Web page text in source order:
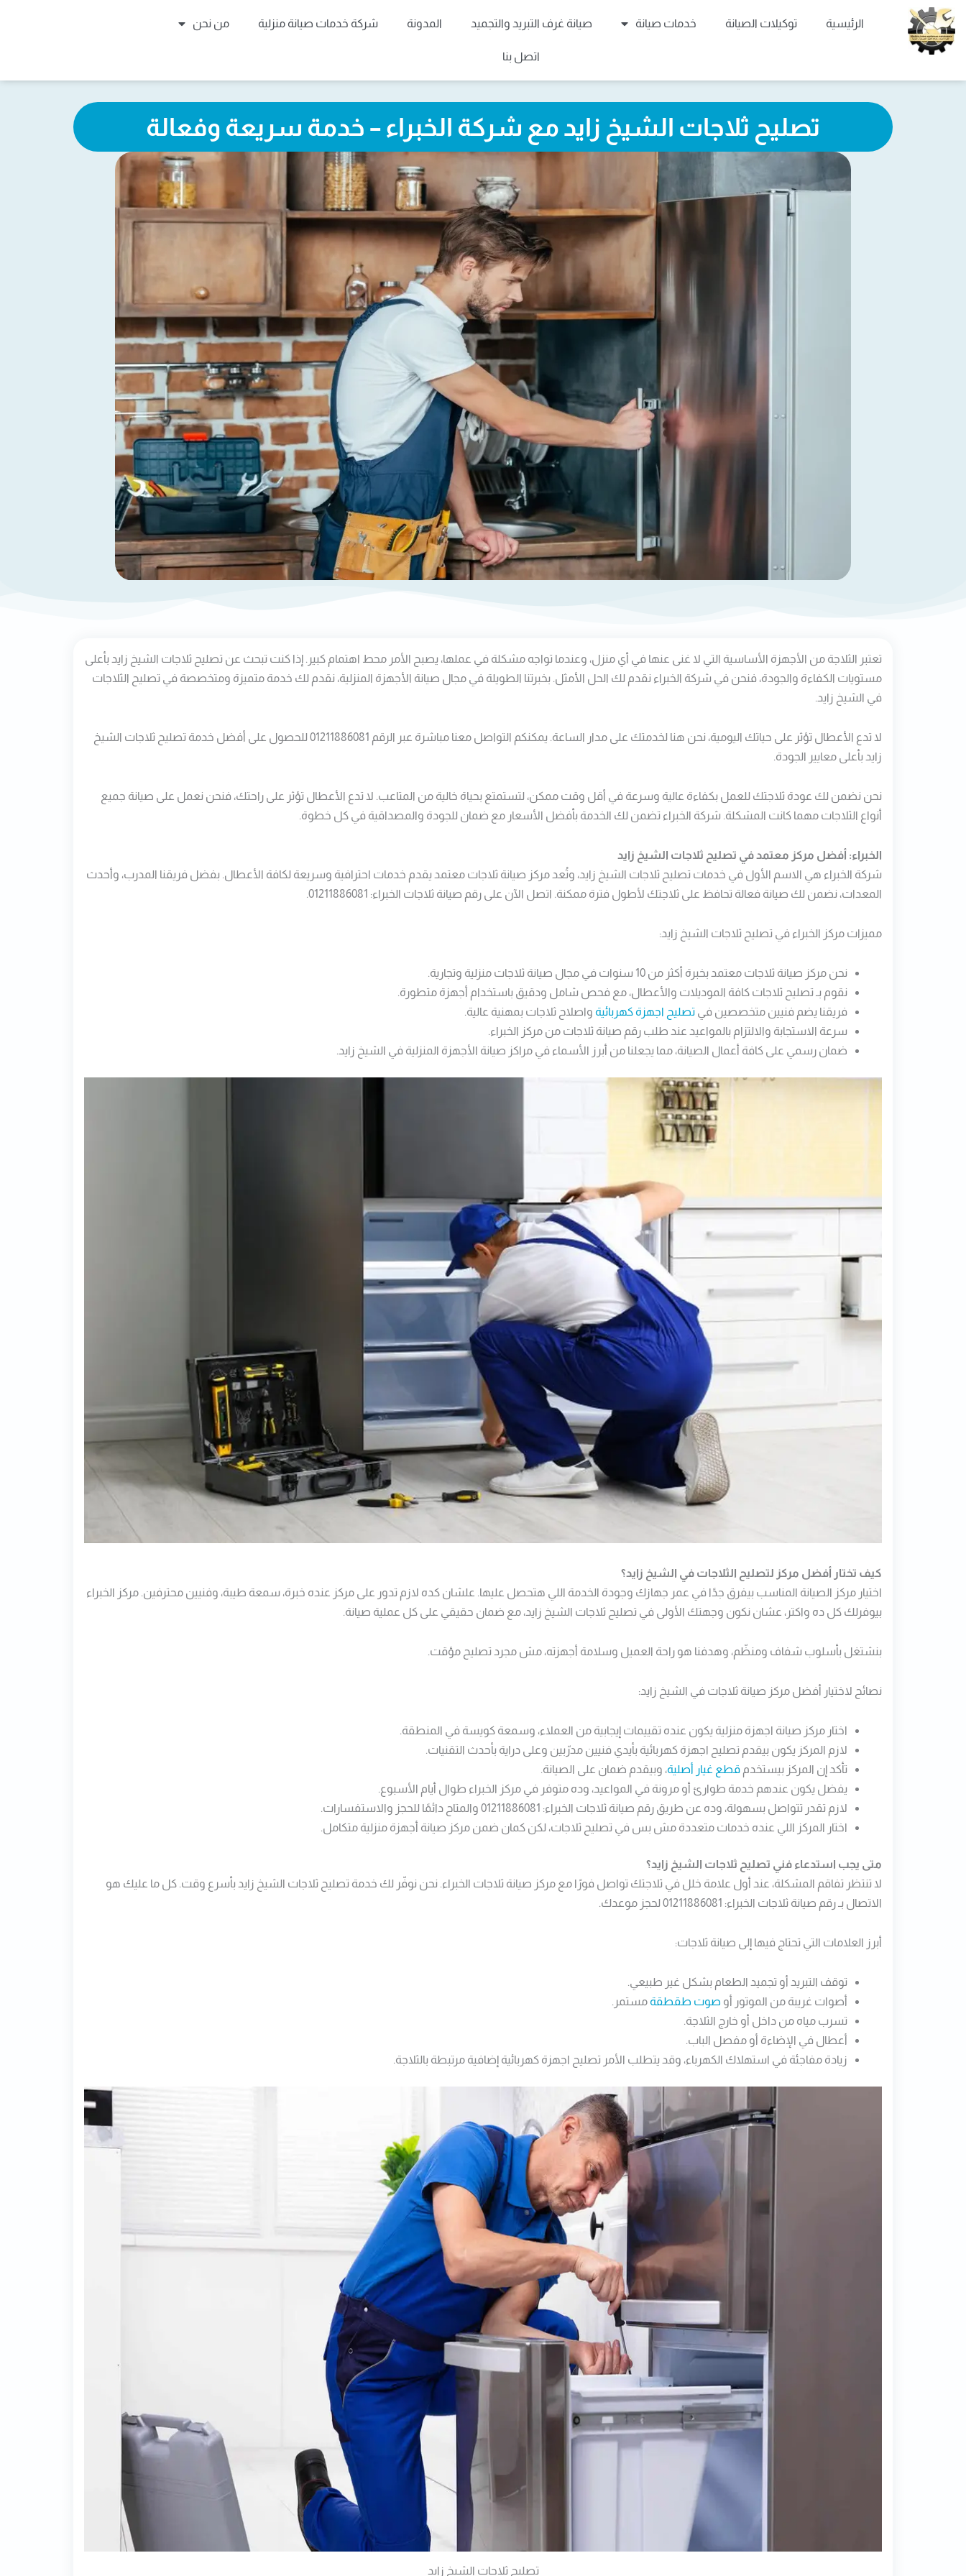
تخطي
إلى
المحتوى
الرئيسية توكيلات الصيانة خدمات صيانة صيانة غرف التبريد والتجميد المدونة شركة خدمات صيانة منزلية من نحن
اتصل بنا
تصليح ثلاجات الشيخ زايد مع شركة الخبراء – خدمة سريعة وفعالة
تعتبر الثلاجة من الأجهزة الأساسية التي لا غنى عنها في أي منزل، وعندما تواجه مشكلة في عملها، يصبح الأمر محط اهتمام كبير. إذا كنت تبحث عن تصليح ثلاجات الشيخ زايد بأعلى
مستويات الكفاءة والجودة، فنحن في شركة الخبراء نقدم لك الحل الأمثل. بخبرتنا الطويلة في مجال صيانة الأجهزة المنزلية، نقدم لك خدمة متميزة ومتخصصة في تصليح الثلاجات
في الشيخ زايد.
لا تدع الأعطال تؤثر على حياتك اليومية، نحن هنا لخدمتك على مدار الساعة. يمكنكم التواصل معنا مباشرة عبر الرقم 01211886081 للحصول على أفضل خدمة تصليح ثلاجات الشيخ
زايد​ بأعلى معايير الجودة.
نحن نضمن لك عودة ثلاجتك للعمل بكفاءة عالية وسرعة في أقل وقت ممكن، لتستمتع بحياة خالية من المتاعب. لا تدع الأعطال تؤثر على راحتك، فنحن نعمل على صيانة جميع
أنواع الثلاجات مهما كانت المشكلة. شركة الخبراء تضمن لك الخدمة بأفضل الأسعار مع ضمان للجودة والمصداقية في كل خطوة.
الخبراء: أفضل مركز معتمد في تصليح ثلاجات الشيخ زايد
شركة الخبراء هي الاسم الأول في خدمات تصليح ثلاجات الشيخ زايد، وتُعد مركز صيانة ثلاجات معتمد يقدم خدمات احترافية وسريعة لكافة الأعطال. بفضل فريقنا المدرب، وأحدث
المعدات، نضمن لك صيانة فعالة تحافظ على ثلاجتك لأطول فترة ممكنة. اتصل الآن على رقم صيانة ثلاجات الخبراء: 01211886081.
مميزات مركز الخبراء في تصليح ثلاجات​ الشيخ زايد:
نحن مركز صيانة ثلاجات​ معتمد بخبرة أكثر من 10 سنوات في مجال صيانة ثلاجات منزلية وتجارية.
نقوم بـ تصليح ثلاجات كافة الموديلات والأعطال، مع فحص شامل ودقيق باستخدام أجهزة متطورة.
فريقنا يضم فنيين متخصصين في تصليح اجهزة كهربائية ​ واصلاح ثلاجات بمهنية عالية.
سرعة الاستجابة والالتزام بالمواعيد عند طلب رقم صيانة ثلاجات من مركز الخبراء.
ضمان رسمي على كافة أعمال الصيانة، مما يجعلنا من أبرز الأسماء في مراكز صيانة الأجهزة المنزلية في الشيخ زايد.
كيف تختار أفضل مركز لتصليح الثلاجات في الشيخ زايد؟
اختيار مركز الصيانة المناسب بيفرق جدًا في عمر جهازك وجودة الخدمة اللي هتحصل عليها. علشان كده لازم تدور على مركز عنده خبرة، سمعة طيبة، وفنيين محترفين. مركز الخبراء
بيوفرلك كل ده واكتر، عشان نكون وجهتك الأولى في تصليح ثلاجات الشيخ زايد، مع ضمان حقيقي على كل عملية صيانة.
بنشتغل بأسلوب شفاف ومنظّم، وهدفنا هو راحة العميل وسلامة أجهزته، مش مجرد تصليح مؤقت.
نصائح لاختيار أفضل مركز صيانة ثلاجات في الشيخ زايد:
اختار مركز صيانة اجهزة منزلية يكون عنده تقييمات إيجابية من العملاء، وسمعة كويسة في المنطقة.
لازم المركز يكون بيقدم تصليح اجهزة كهربائية​ بأيدي فنيين مدرّبين وعلى دراية بأحدث التقنيات.
تأكد إن المركز بيستخدم قطع غيار أصلية، وبيقدم ضمان على الصيانة.
يفضل يكون عندهم خدمة طوارئ أو مرونة في المواعيد، وده متوفر في مركز الخبراء طوال أيام الأسبوع.
لازم تقدر تتواصل بسهولة، وده عن طريق رقم صيانة ثلاجات الخبراء: 01211886081 والمتاح دائمًا للحجز والاستفسارات.
اختار المركز اللي عنده خدمات متعددة مش بس في تصليح ثلاجات، لكن كمان ضمن مركز صيانة أجهزة منزلية متكامل.
متى يجب استدعاء فني تصليح ثلاجات الشيخ زايد؟
لا تنتظر تفاقم المشكلة، عند أول علامة خلل في ثلاجتك تواصل فورًا مع مركز صيانة ثلاجات الخبراء. نحن نوفّر لك خدمة تصليح ثلاجات الشيخ زايد بأسرع وقت. كل ما عليك هو
الاتصال بـ رقم صيانة ثلاجات الخبراء: 01211886081 لحجز موعدك.
أبرز العلامات التي تحتاج فيها إلى صيانة ثلاجات:
توقف التبريد أو تجميد الطعام بشكل غير طبيعي.
أصوات غريبة من الموتور أو صوت طقطقة مستمر.
تسرب مياه من داخل أو خارج الثلاجة.
أعطال في الإضاءة أو مفصل الباب.
زيادة مفاجئة في استهلاك الكهرباء، وقد يتطلب الأمر تصليح اجهزة كهربائية​ إضافية مرتبطة بالثلاجة.
تصليح ثلاجات الشيخ زايد